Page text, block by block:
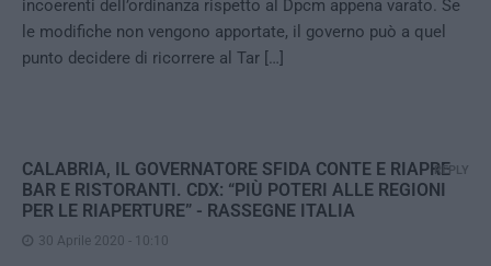
incoerenti dell’ordinanza rispetto al Dpcm appena varato. Se
le modifiche non vengono apportate, il governo può a quel
punto decidere di ricorrere al Tar […]
CALABRIA, IL GOVERNATORE SFIDA CONTE E RIAPRE
BAR E RISTORANTI. CDX: “PIÙ POTERI ALLE REGIONI
PER LE RIAPERTURE” - RASSEGNE ITALIA
30 Aprile 2020 - 10:10
REPLY